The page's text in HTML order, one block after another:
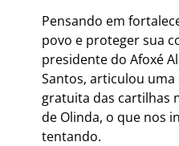
Pensando em
povo e proteger sua
presidente do Afoxé
Santos, articulou
gratuita das cartilhas
de Olinda, o que nos
tentando.